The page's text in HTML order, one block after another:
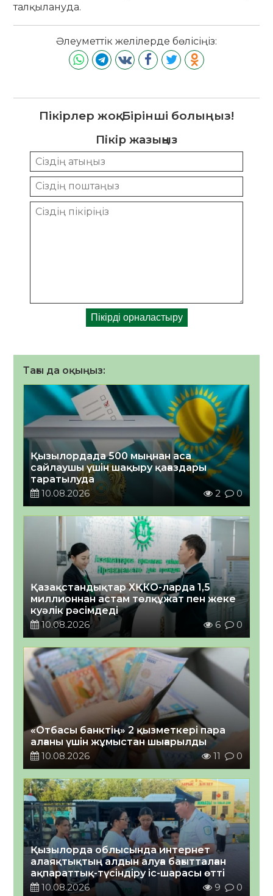
талқылануда.
Әлеуметтік желілерде бөлісіңіз:
Пікірлер жоқ. Бірінші болыңыз!
Пікір жазыңыз
Тағы да оқыңыз:
Қызылордада 500 мыңнан аса
сайлаушы үшін шақыру қағаздары
таратылуда
10.08.2026
2 0
Қазақстандықтар ХҚКО-ларда 1,5
миллионнан астам төлқұжат пен жеке
куәлік рәсімдеді
10.08.2026
6 0
«Отбасы банктің» 2 қызметкері пара
алғаны үшін жұмыстан шығарылды
10.08.2026
11 0
Қызылорда облысында интернет
алаяқтықтың алдын алуға бағытталған
ақпараттық-түсіндіру іс-шарасы өтті
10.08.2026
9 0